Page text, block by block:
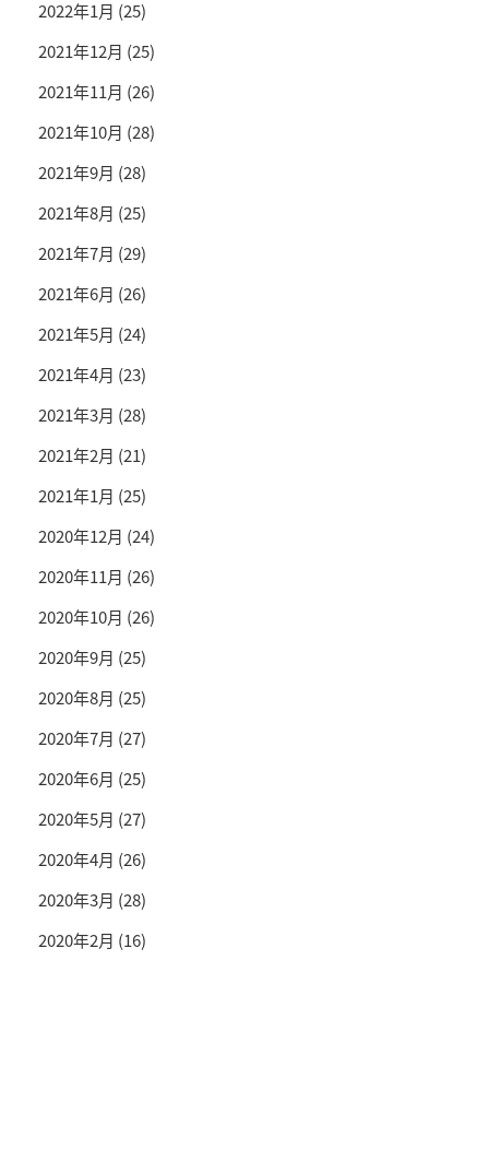
2022年1月 (25)
2021年12月 (25)
2021年11月 (26)
2021年10月 (28)
2021年9月 (28)
2021年8月 (25)
2021年7月 (29)
2021年6月 (26)
2021年5月 (24)
2021年4月 (23)
2021年3月 (28)
2021年2月 (21)
2021年1月 (25)
2020年12月 (24)
2020年11月 (26)
2020年10月 (26)
2020年9月 (25)
2020年8月 (25)
2020年7月 (27)
2020年6月 (25)
2020年5月 (27)
2020年4月 (26)
2020年3月 (28)
2020年2月 (16)